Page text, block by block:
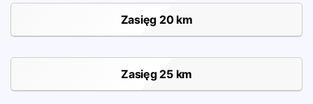
Zasięg 20 km
Zasięg 25 km